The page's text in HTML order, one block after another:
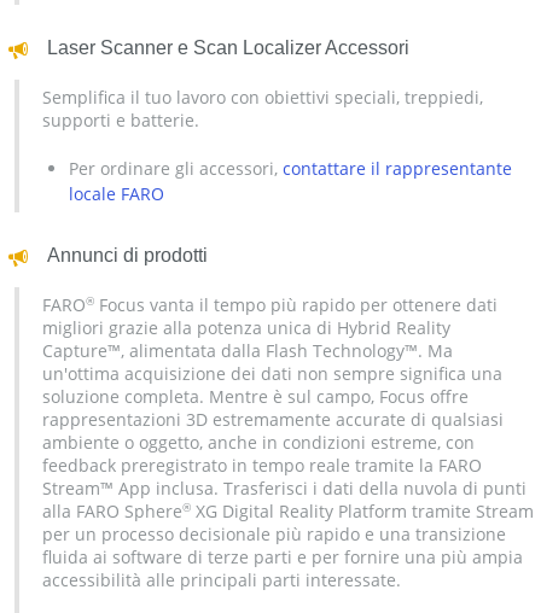
Laser Scanner e Scan Localizer Accessori
Semplifica il tuo lavoro con obiettivi speciali, treppiedi,
supporti e batterie.
Per ordinare gli accessori, contattare il rappresentante
locale FARO
Annunci di prodotti
FARO®Focus vanta il tempo più rapido per ottenere dati
migliori grazie alla potenza unica di Hybrid Reality
Capture™, alimentata dalla Flash Technology™. Ma
un'ottima acquisizione dei dati non sempre significa una
soluzione completa. Mentre è sul campo, Focus offre
rappresentazioni 3D estremamente accurate di qualsiasi
ambiente o oggetto, anche in condizioni estreme, con
feedback preregistrato in tempo reale tramite la FARO
Stream™ App inclusa. Trasferisci i dati della nuvola di punti
alla FARO Sphere®XG Digital Reality Platform tramite Stream
per un processo decisionale più rapido e una transizione
fluida ai software di terze parti e per fornire una più ampia
accessibilità alle principali parti interessate.